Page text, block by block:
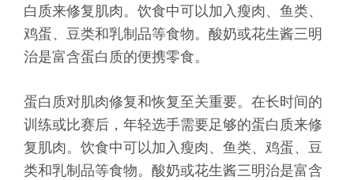
白质来修复肌肉。饮食中可以加入瘦肉、鱼类、
鸡蛋、豆类和乳制品等食物。酸奶或花生酱三明
治是富含蛋白质的便携零食。
蛋白质对肌肉修复和恢复至关重要。在长时间的
训练或比赛后，年轻选手需要足够的蛋白质来修
复肌肉。饮食中可以加入瘦肉、鱼类、鸡蛋、豆
类和乳制品等食物。酸奶或花生酱三明治是富含